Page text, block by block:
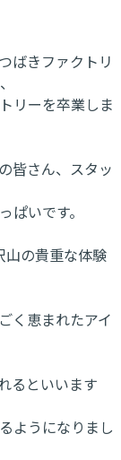
ばきファクトリ
リーを卒業しま
皆さん、スタッ
ぱいです。
山の貴重な体験
く恵まれたアイ
るといいます
ようになりまし